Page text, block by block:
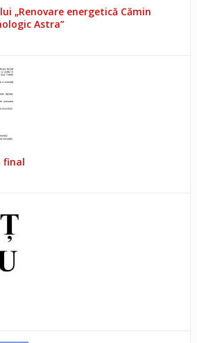
„Renovare energetică Cămin
Astra”
final